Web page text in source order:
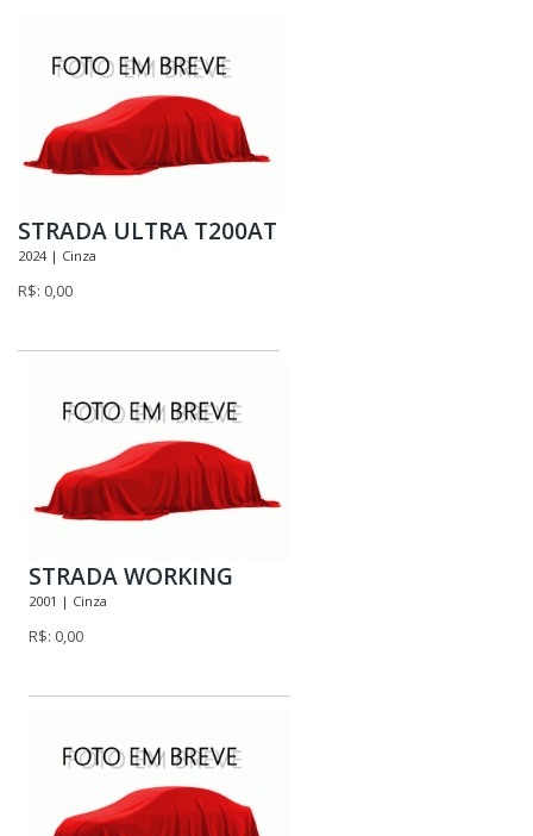
STRADA ULTRA T200AT
2024 | Cinza
R$: 0,00
STRADA WORKING
2001 | Cinza
R$: 0,00